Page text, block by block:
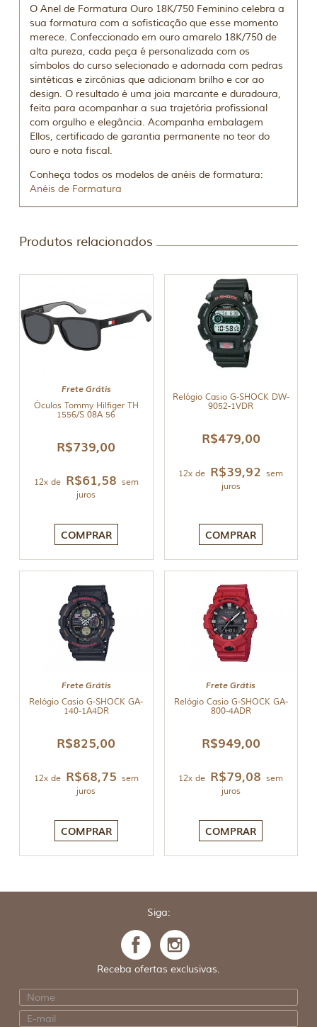
O Anel de Formatura Ouro 18K/750 Feminino celebra a
sua formatura com a sofisticação que esse momento
merece. Confeccionado em ouro amarelo 18K/750 de
alta pureza, cada peça é personalizada com os
símbolos do curso selecionado e adornada com pedras
sintéticas e zircônias que adicionam brilho e cor ao
design. O resultado é uma joia marcante e duradoura,
feita para acompanhar a sua trajetória profissional
com orgulho e elegância. Acompanha embalagem
Ellos, certificado de garantia permanente no teor do
ouro e nota fiscal.
Conheça todos os modelos de anéis de formatura:
Anéis de Formatura
Produtos relacionados
Frete Grátis
Óculos Tommy Hilfiger TH
1556/S 08A 56
R$739,00
12x de R$61,58 sem
juros
COMPRAR
Relógio Casio G-SHOCK DW-
9052-1VDR
R$479,00
12x de R$39,92 sem
juros
COMPRAR
Frete Grátis
Relógio Casio G-SHOCK GA-
140-1A4DR
R$825,00
12x de R$68,75 sem
juros
COMPRAR
Frete Grátis
Relógio Casio G-SHOCK GA-
800-4ADR
R$949,00
12x de R$79,08 sem
juros
COMPRAR
Siga:
Receba ofertas exclusivas.